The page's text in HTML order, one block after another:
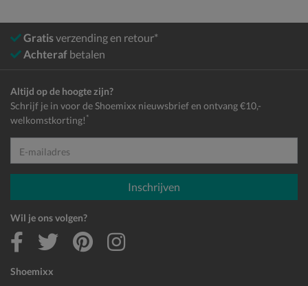
Gratisverzending en retour*
Achteraf betalen
Shoemixx
Altijd op de hoogte zijn?
Schrijf je in voor de Shoemixx nieuwsbrief en ontvang €10,-
welkomstkorting! *
E-mailadres
Inschrijven
Wil je ons volgen?